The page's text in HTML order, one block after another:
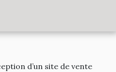
d’un site de vente